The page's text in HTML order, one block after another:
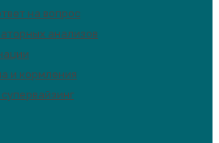
на вопрос
анализов
и кормления